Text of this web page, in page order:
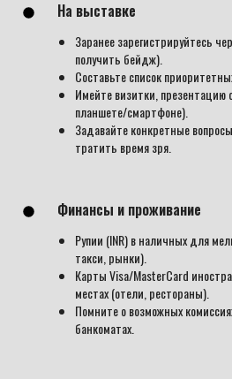
На выставке
Заранее зарегистрируйтесь
получить бейдж).
Составьте список
Имейте визитки, презентацию
планшете/смартфоне).
Задавайте конкретные
тратить время зря.
Финансы и проживание
Рупии (INR) в наличных для
такси, рынки).
Карты Visa/MasterCard
местах (отели, рестораны).
Помните о возможных
банкоматах.